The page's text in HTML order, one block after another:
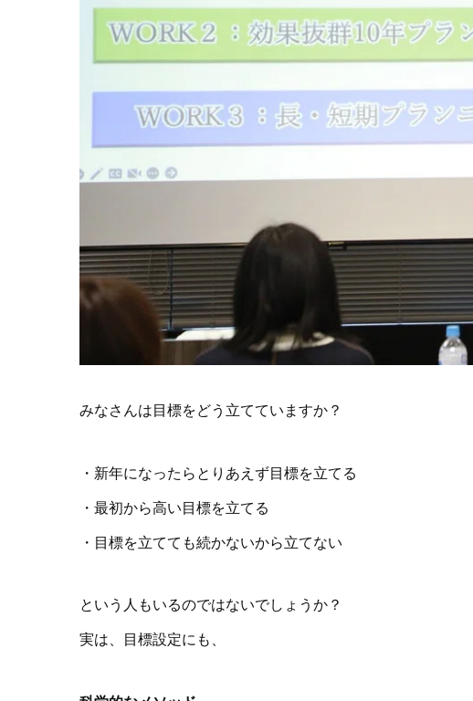
みなさんは目標をどう立てていますか？
・新年になったらとりあえず目標を立てる
・最初から高い目標を立てる
・目標を立てても続かないから立てない
という人もいるのではないでしょうか？
実は、目標設定にも、